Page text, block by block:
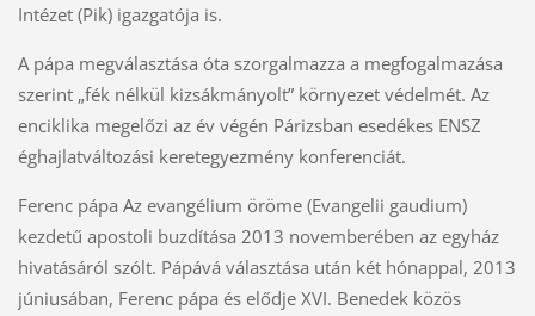
Intézet (Pik) igazgatója is.
A pápa megválasztása óta szorgalmazza a megfogalmazása
szerint „fék nélkül kizsákmányolt” környezet védelmét. Az
enciklika megelőzi az év végén Párizsban esedékes ENSZ
éghajlatváltozási keretegyezmény konferenciát.
Ferenc pápa Az evangélium öröme (Evangelii gaudium)
kezdetű apostoli buzdítása 2013 novemberében az egyház
hivatásáról szólt. Pápává választása után két hónappal, 2013
júniusában, Ferenc pápa és elődje XVI. Benedek közös